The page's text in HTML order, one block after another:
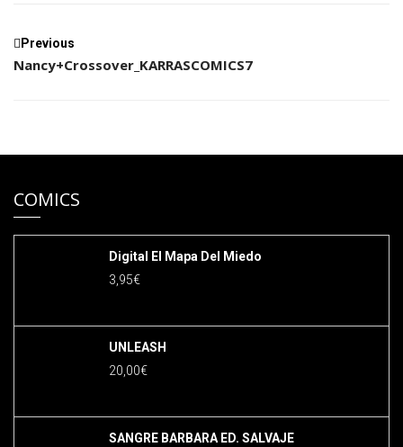
Previous
Nancy+Crossover_KARRASCOMICS7
COMICS
Digital El Mapa Del Miedo
3,95€
UNLEASH
20,00€
SANGRE BARBARA ED. SALVAJE